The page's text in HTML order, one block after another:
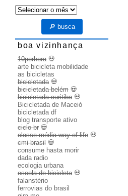
arquivo
🔎 busca
boa vizinhança
10porhora💀
arte bicicleta mobilidade
as bicicletas
bicicletada💀
bicicletada belém 💀
bicicletada curitiba💀
Bicicletada de Maceió
bicicletada df
blog transporte ativo
ciclo br 💀
classe média way of life 💀
cmi brasil 💀
consume hasta morir
dada radio
ecologia urbana
escola de bicicleta💀
falanstério
ferrovias do brasil